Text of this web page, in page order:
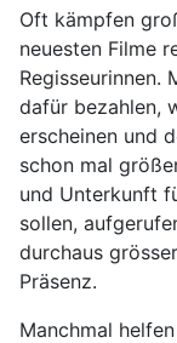
Oft kämpfen
neuesten Filme
Regisseurinnen.
dafür bezahlen,
erscheinen und
schon mal
und Unterkunft
sollen,
durchaus
Präsenz.
Manchmal